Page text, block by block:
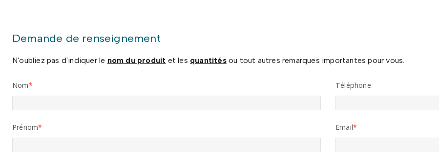
Demande de renseignement
N'oubliez pas d'indiquer le nom du produit et les quantitésou tout autres remarques importantes pour vous.
Nom
Prénom
Téléphone
Email